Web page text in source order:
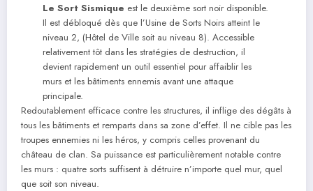
Le Sort Sismique est le deuxième sort noir disponible.
Il est débloqué dès que l’Usine de Sorts Noirs atteint le
niveau 2, (Hôtel de Ville soit au niveau 8). Accessible
relativement tôt dans les stratégies de destruction, il
devient rapidement un outil essentiel pour affaiblir les
murs et les bâtiments ennemis avant une attaque
principale.
Redoutablement efficace contre les structures, il inflige des dégâts à
tous les bâtiments et remparts dans sa zone d’effet. Il ne cible pas les
troupes ennemies ni les héros, y compris celles provenant du
château de clan. Sa puissance est particulièrement notable contre
les murs : quatre sorts suffisent à détruire n’importe quel mur, quel
que soit son niveau.